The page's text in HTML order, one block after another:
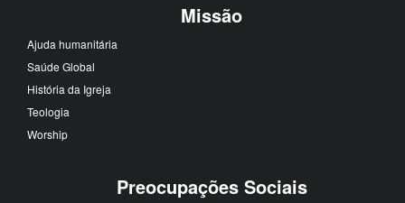
Missão
Ajuda humanitária
Saúde Global
História da Igreja
Teologia
Worship
Preocupações Sociais